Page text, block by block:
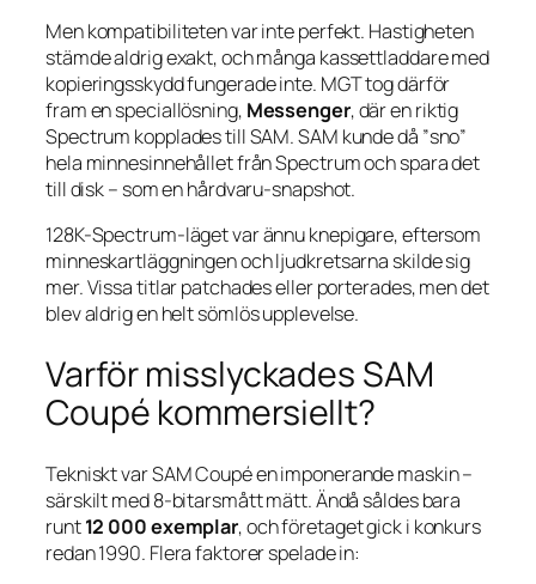
Men kompatibiliteten var inte perfekt. Hastigheten
stämde aldrig exakt, och många kassettladdare med
kopieringsskydd fungerade inte. MGT tog därför
fram en speciallösning, Messenger, där en riktig
Spectrum kopplades till SAM. SAM kunde då ”sno”
hela minnesinnehållet från Spectrum och spara det
till disk – som en hårdvaru-snapshot.
128K-Spectrum-läget var ännu knepigare, eftersom
minneskartläggningen och ljudkretsarna skilde sig
mer. Vissa titlar patchades eller porterades, men det
blev aldrig en helt sömlös upplevelse.
Varför misslyckades SAM
Coupé kommersiellt?
Tekniskt var SAM Coupé en imponerande maskin –
särskilt med 8-bitarsmått mätt. Ändå såldes bara
runt12 000 exemplar, och företaget gick i konkurs
redan 1990. Flera faktorer spelade in: